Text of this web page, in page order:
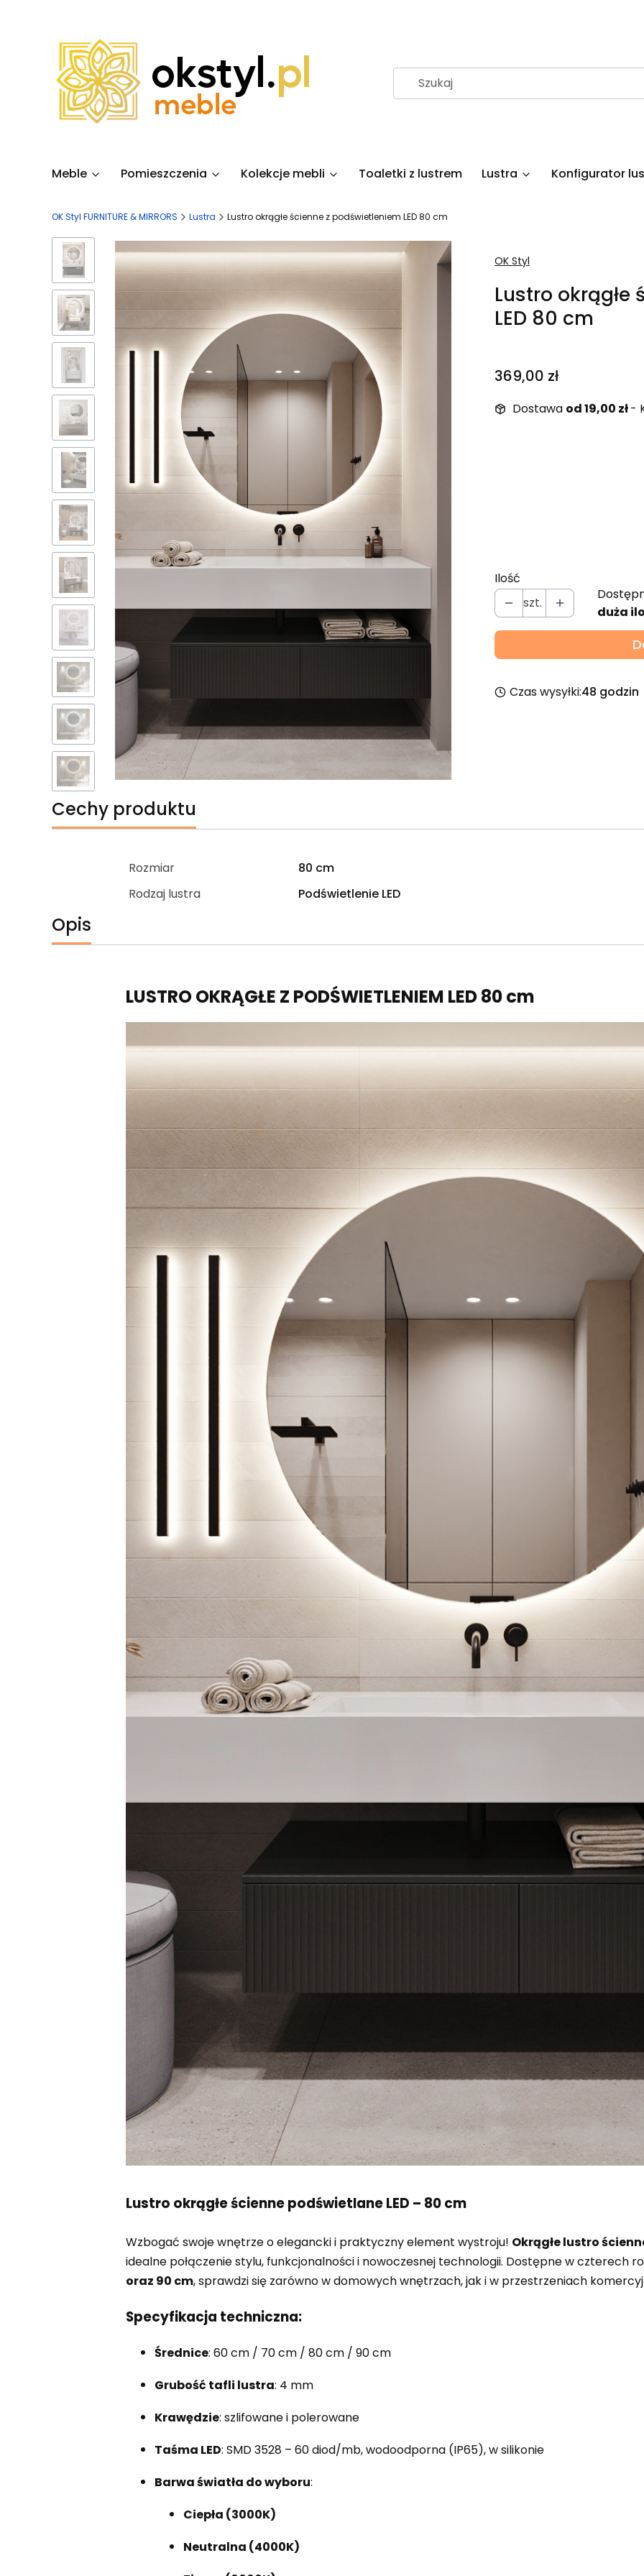
Meble Pomieszczenia Kolekcje mebli Toaletki z lustrem Lustra Konfigurator
OK Styl FURNITURE & MIRRORS Lustra Lustro okrągłe ścienne z podświetleniem LED 80 cm
OK Styl
Lustro
LED 80 cm
Cena
369,00 zł
Dostawa od 19,00 zł-
Ilość
szt.
duża
Czas wysyłki:48 godzin
Cechy produktu
Rozmiar
80 cm
Rodzaj lustra
Podświetlenie LED
Opis
LUSTRO OKRĄGŁE Z PODŚWIETLENIEM LED 80 cm
Lustro okrągłe ścienne podświetlane LED – 80 cm
Wzbogać swoje wnętrze o elegancki i praktyczny element wystroju! Okrągłe lustro
idealne połączenie stylu, funkcjonalności i nowoczesnej technologii. Dostępne w czterech
oraz 90 cm, sprawdzi się zarówno w domowych wnętrzach, jak i w przestrzeniach
Specyfikacja techniczna:
Średnice: 60 cm / 70 cm / 80 cm / 90 cm
Grubość tafli lustra: 4 mm
Krawędzie: szlifowane i polerowane
Taśma LED: SMD 3528 – 60 diod/mb, wodoodporna (IP65), w silikonie
Barwa światła do wyboru:
Ciepła (3000K)
Neutralna (4000K)